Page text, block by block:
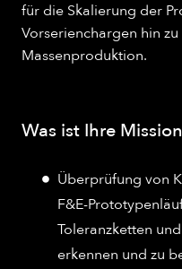
für die Skalierung der
Vorserienchargen hin
Massenproduktion.
Was ist Ihre
Überprüfung von
F&E-
Toleranzketten
erkennen und zu